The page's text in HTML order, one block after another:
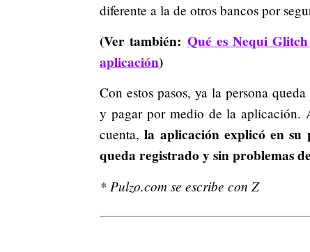
diferente a la de otros bancos por
(Ver también: Qué es Nequi
aplicación)
Con estos pasos, ya la persona
y pagar por medio de la aplicación.
cuenta,la aplicación explicó en su
queda registrado y sin problemas
* Pulzo.com se escribe con Z